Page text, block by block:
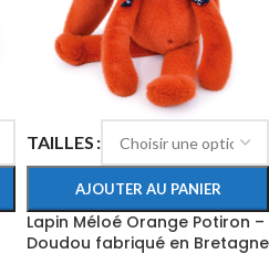
TAILLES
AJOUTER AU PANIER
Lapin Méloé Orange Potiron –
Doudou fabriqué en Bretagne